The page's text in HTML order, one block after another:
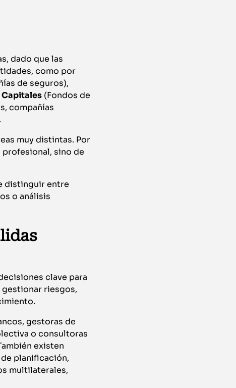
dado que las
como por
de seguros),
Capitales (Fondos de
compañías
muy distintas. Por
sino de
distinguir entre
o análisis
clave para
riesgos,
gestoras de
o consultoras
existen
planificación,
multilaterales,